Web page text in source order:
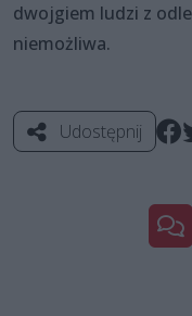
dwojgiem ludzi z
niemożliwa.
Udostępnij